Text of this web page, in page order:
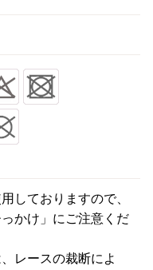
しておりますので、
っかけ」にご注意くだ
レースの裁断によ